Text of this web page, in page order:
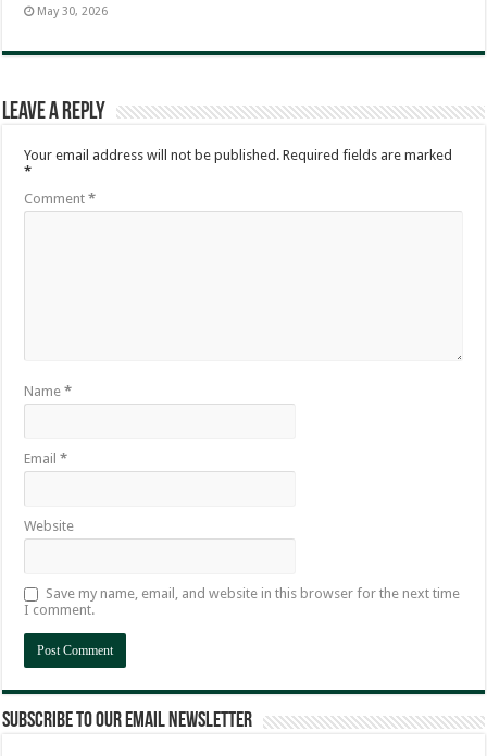
May 30, 2026
Leave a Reply
Your email address will not be published. Required fields are marked
*
Comment*
Name*
Email*
Website
Save my name, email, and website in this browser for the next time
I comment.
Subscribe to our email newsletter